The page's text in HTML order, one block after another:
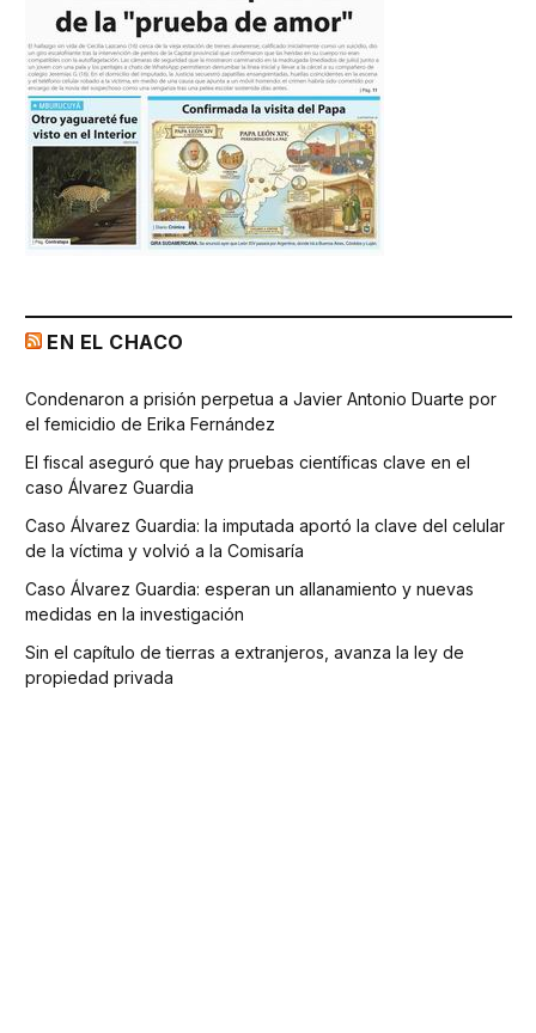
EN EL CHACO
Condenaron a prisión perpetua a Javier Antonio Duarte por
el femicidio de Erika Fernández
El fiscal aseguró que hay pruebas científicas clave en el
caso Álvarez Guardia
Caso Álvarez Guardia: la imputada aportó la clave del celular
de la víctima y volvió a la Comisaría
Caso Álvarez Guardia: esperan un allanamiento y nuevas
medidas en la investigación
Sin el capítulo de tierras a extranjeros, avanza la ley de
propiedad privada